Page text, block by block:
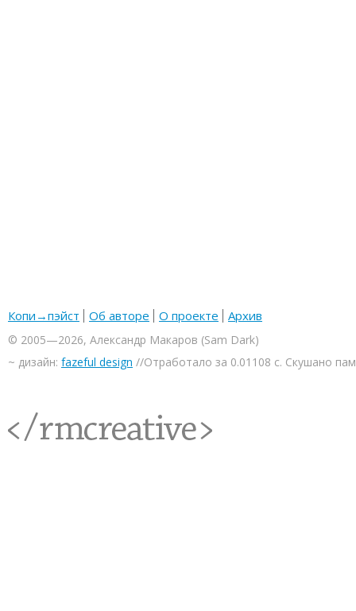
Копи→пэйст Об авторе О проекте Архив
© 2005—2026, Александр Макаров (Sam Dark)
~ дизайн: fazeful design //Отработало за 0.01108 с. Скушано
<rmcreative/>